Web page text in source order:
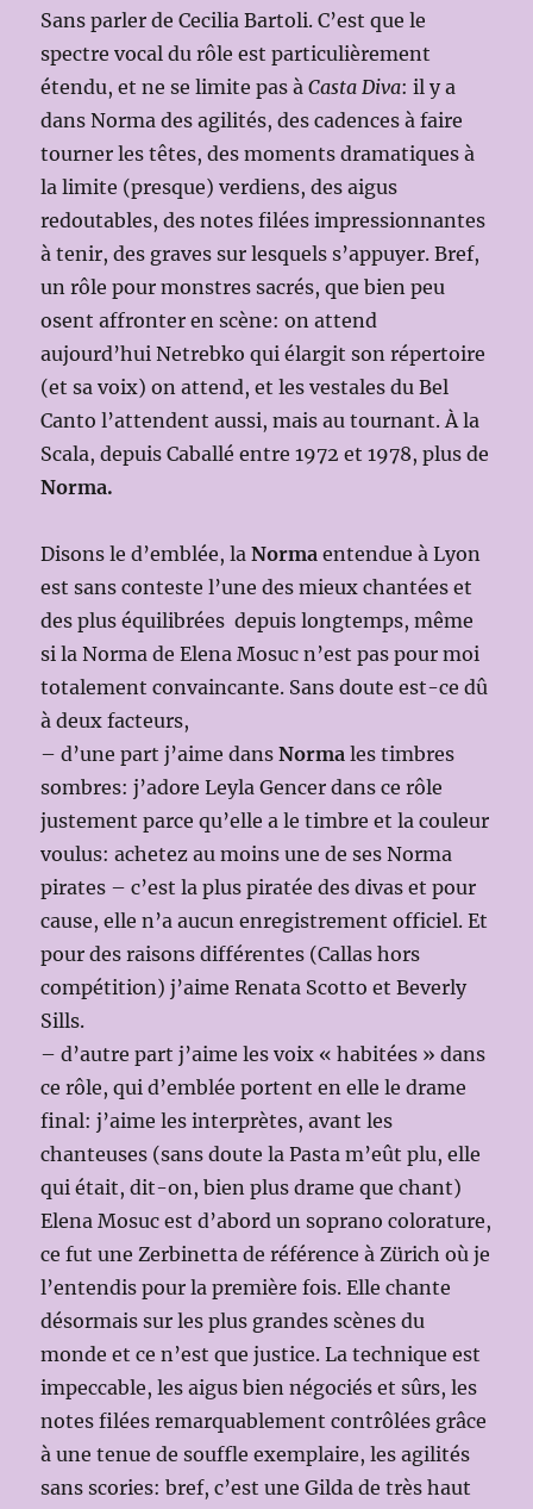
Sans parler de Cecilia Bartoli. C’est que le
spectre vocal du rôle est particulièrement
étendu, et ne se limite pas àCasta Diva: il y a
dans Norma des agilités, des cadences à faire
tourner les têtes, des moments dramatiques à
la limite (presque) verdiens, des aigus
redoutables, des notes filées impressionnantes
à tenir, des graves sur lesquels s’appuyer. Bref,
un rôle pour monstres sacrés, que bien peu
osent affronter en scène: on attend
aujourd’hui Netrebko qui élargit son répertoire
(et sa voix) on attend, et les vestales du Bel
Canto l’attendent aussi, mais au tournant. À la
Scala, depuis Caballé entre 1972 et 1978, plus de
Norma.
Disons le d’emblée, laNorma entendue à Lyon
est sans conteste l’une des mieux chantées et
des plus équilibrées depuis longtemps, même
si la Norma de Elena Mosuc n’est pas pour moi
totalement convaincante. Sans doute est-ce dû
à deux facteurs,
– d’une part j’aime dansNorma les timbres
sombres: j’adore Leyla Gencer dans ce rôle
justement parce qu’elle a le timbre et la couleur
voulus: achetez au moins une de ses Norma
pirates – c’est la plus piratée des divas et pour
cause, elle n’a aucun enregistrement officiel. Et
pour des raisons différentes (Callas hors
compétition) j’aime Renata Scotto et Beverly
Sills.
– d’autre part j’aime les voix « habitées » dans
ce rôle, qui d’emblée portent en elle le drame
final: j’aime les interprètes, avant les
chanteuses (sans doute la Pasta m’eût plu, elle
qui était, dit-on, bien plus drame que chant)
Elena Mosuc est d’abord un soprano colorature,
ce fut une Zerbinetta de référence à Zürich où je
l’entendis pour la première fois. Elle chante
désormais sur les plus grandes scènes du
monde et ce n’est que justice. La technique est
impeccable, les aigus bien négociés et sûrs, les
notes filées remarquablement contrôlées grâce
à une tenue de souffle exemplaire, les agilités
sans scories: bref, c’est une Gilda de très haut